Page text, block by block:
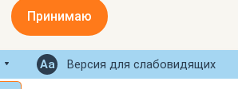
Принимаю
Версия для слабовидящих